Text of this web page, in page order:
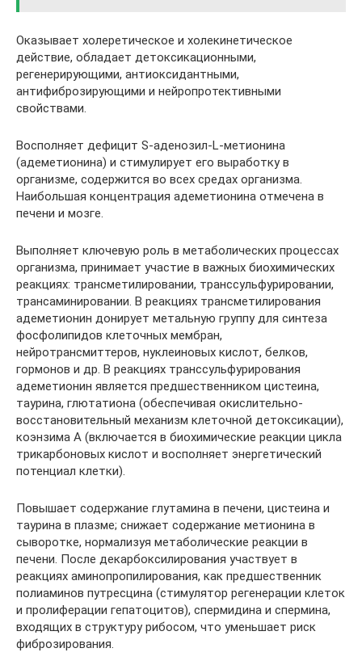
Оказывает холеретическое и холекинетическое
действие, обладает детоксикационными,
регенерирующими, антиоксидантными,
антифиброзирующими и нейропротективными
свойствами.
Восполняет дефицит S-аденозил-L-метионина
(адеметионина) и стимулирует его выработку в
организме, содержится во всех средах организма.
Наибольшая концентрация адеметионина отмечена в
печени и мозге.
Выполняет ключевую роль в метаболических процессах
организма, принимает участие в важных биохимических
реакциях: трансметилировании, транссульфурировании,
трансаминировании. В реакциях трансметилирования
адеметионин донирует метальную группу для синтеза
фосфолипидов клеточных мембран,
нейротрансмиттеров, нуклеиновых кислот, белков,
гормонов и др. В реакциях транссульфурирования
адеметионин является предшественником цистеина,
таурина, глютатиона (обеспечивая окислительно-
восстановительный механизм клеточной детоксикации),
коэнзима А (включается в биохимические реакции цикла
трикарбоновых кислот и восполняет энергетический
потенциал клетки).
Повышает содержание глутамина в печени, цистеина и
таурина в плазме; снижает содержание метионина в
сыворотке, нормализуя метаболические реакции в
печени. После декарбоксилирования участвует в
реакциях аминопропилирования, как предшественник
полиаминов путресцина (стимулятор регенерации клеток
и пролиферации гепатоцитов), спермидина и спермина,
входящих в структуру рибосом, что уменьшает риск
фиброзирования.